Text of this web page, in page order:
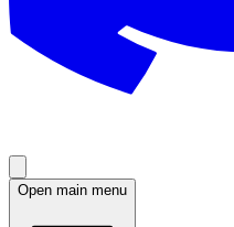
Open main menu